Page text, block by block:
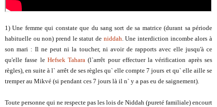
1) Une femme qui constate que du sang sort de sa matrice (durant sa période
habituelle ou non) prend le statut de niddah. Une interdiction incombe alors à
son mari : Il ne peut ni la toucher, ni avoir de rapports avec elle jusqu'à ce
qu'elle fasse le Hefsek Tahara (l`arrêt pour effectuer la vérification après ses
règles), en suite à l` arrêt de ses règles qu` elle compte 7 jours et qu` elle aille se
tremper au Mikvé (si pendant ces 7 jours là il n` y a pas eu de saignement).
Toute personne qui ne respecte pas les lois de Niddah (pureté familiale) encourt